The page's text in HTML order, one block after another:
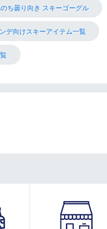
ち曇り向き スキーゴーグル
デ向けスキーアイテム一覧